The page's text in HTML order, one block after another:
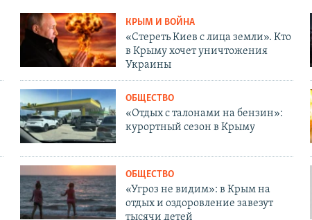
КРЫМ И ВОЙНА
«Стереть Киев с лица земли». Кто
в Крыму хочет уничтожения
Украины
ОБЩЕСТВО
«Отдых с талонами на бензин»:
курортный сезон в Крыму
ОБЩЕСТВО
«Угроз не видим»: в Крым на
отдых и оздоровление завезут
тысячи детей